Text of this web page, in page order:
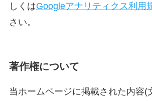
しくはGoogleアナリティクス利用
さい。
著作権について
当ホームページに掲載された内容(